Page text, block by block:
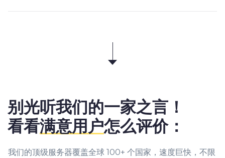
别光听我们的一家之言！
看看满意用户怎么评价：
我们的顶级服务器覆盖全球 100+ 个国家，速度巨快，不限